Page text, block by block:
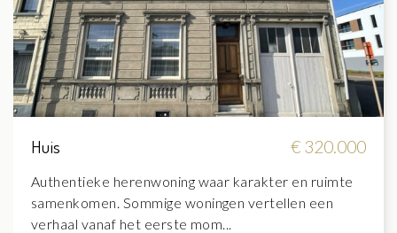
Huis € 320.000
Authentieke herenwoning waar karakter en ruimte
samenkomen. Sommige woningen vertellen een
verhaal vanaf het eerste mom...